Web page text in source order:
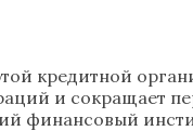
кредитной
и сокращает
финансовый